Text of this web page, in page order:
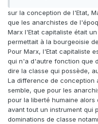
sur la conception de l'Etat,
que les anarchistes de
Marx l'Etat capitaliste était
permettait à la bourgeoisie
Pour Marx, l'Etat capitaliste
qui n'a d'autre fonction que
dire la classe qui possède,
La difference de conception
semble, que pour les
pour la liberté humaine
avant tout un instrument qui
dominations de classe